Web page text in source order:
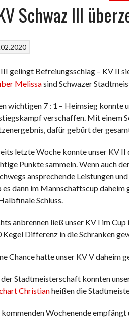
Schwaz III
gelingt Befreiungsschlag – KV II
Melissasind Schwazer
wichtigen 7 : 1 – Heimsieg konnte
verschaffen. Mit einem
dafür gebürt der
letzte Woche konnte unser KV II
Punkte sammeln. Wenn auch
ansprechende Leistungen
es dann im Mannschaftscup
Schluss.
anbrennen ließ unser KV I im
Kegel Differenz in die Schranken
Chance hatte unser KV V daheim
Stadtmeisterschaft konnten
Christianheißen die
kommenden Wochenende